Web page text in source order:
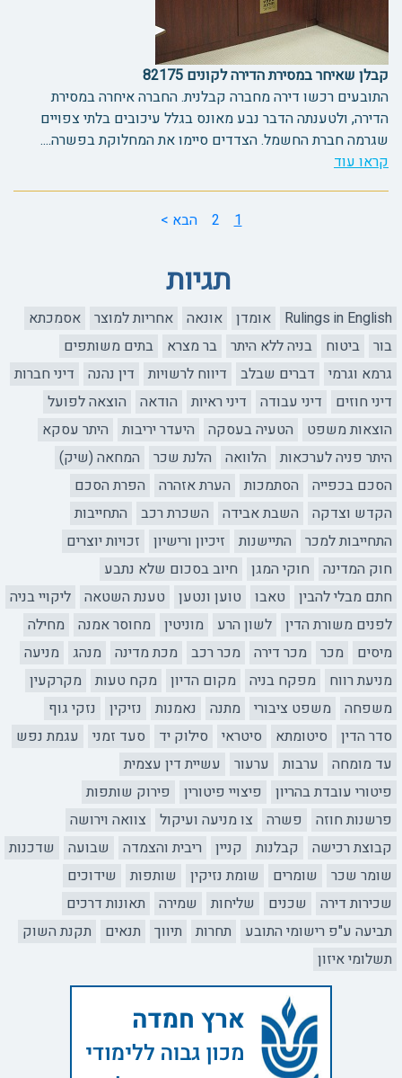
קבלן שאיחר במסירת הדירה לקונים 82175
התובעים רכשו דירה מחברה קבלנית. החברה איחרה במסירת
הדירה, ולטענתה הדבר נבע מאונס בגלל עיכובים בלתי צפויים
שגרמה חברת החשמל. הצדדים סיימו את המחלוקת בפשרה....
קראו עוד
1
2 הבא >
תגיות
Rulings in English אומדן אונאה אחריות למוצר
אסמכתא
בור
ביטוח בניה ללא היתר בר מצרא
בתים משותפים
גרמא וגרמי
דברים שבלב דיווח לרשויות דין נהנה
דיני חברות
דיני חוזים
דיני עבודה דיני ראיות הודאה
הוצאה לפועל
הוצאות משפט
הטעיה בעסקה היעדר יריבות
היתר עסקא
היתר פניה לערכאות
הלוואה הלנת שכר
המחאה (שיק)
הסכם בכפייה
הסתמכות הערת אזהרה
הפרת הסכם
הקדש וצדקה
השבת אבידה השכרת רכב
התחייבות
התחייבות למכר
התיישנות זיכיון ורישיון
זכויות יוצרים
חוק המדינה
חוקי המגן
חיוב בסכום שלא נתבע
חתם מבלי להבין
טאבו טוען ונטען טענת השטאה
ליקויי בניה
לפנים משורת הדין
לשון הרע מוניטין מחוסר אמנה
מחילה
מיסים
מכר מכר דירה מכר רכב מכת מדינה מנהג
מניעה
מניעת רווח
מפקח בניה מקום הדיון מקח טעות
מקרקעין
משפחה
משפט ציבורי מתנה נאמנות נזיקין
נזקי גוף
סדר הדין
סיטומתא סיטראי סילוק יד סעד זמני
עגמת נפש
עד מומחה
ערבות ערעור
עשיית דין עצמית
פיטורי עובדת בהריון
פיצויי פיטורין
פירוק שותפות
פרשנות חוזה
פשרה צו מניעה ועיקול
צוואה וירושה
קבוצת רכישה
קבלנות קניין ריבית והצמדה שבועה
שדכנות
שומר שכר
שומרים שומת נזיקין שותפות
שידוכים
שכירות דירה
שכנים שליחות שמירה
תאונות דרכים
תביעה ע"פ רישומי התובע
תחרות תיווך תנאים
תקנת השוק
תשלומי איזון